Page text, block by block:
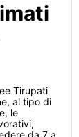
Tirupati
al tipo di
le
da 7 a